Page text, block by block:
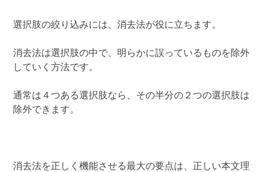
選択肢の絞り込みには、消去法が役に立ちます。
消去法は選択肢の中で、明らかに誤っているものを除外
していく方法です。
通常は４つある選択肢なら、その半分の２つの選択肢は
除外できます。
消去法を正しく機能させる最大の要点は、正しい本文理